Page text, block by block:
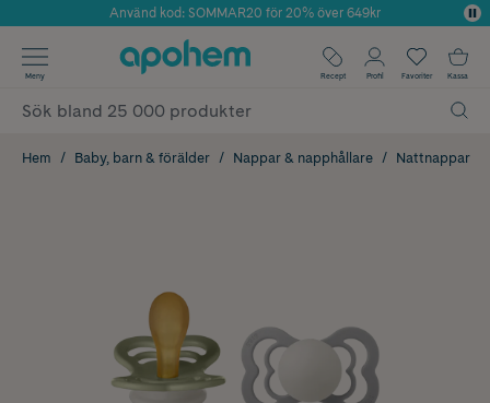
Årets Butik 2025 inom Skönhet
Använd kod: SOMMAR20 för 20% över 649kr
✓ Fri frakt
✓ Poäng på alla köp*
Meny Recept Profil Favoriter Kassa
Hem Baby, barn & förälder Nappar & napphållare Nattnappar